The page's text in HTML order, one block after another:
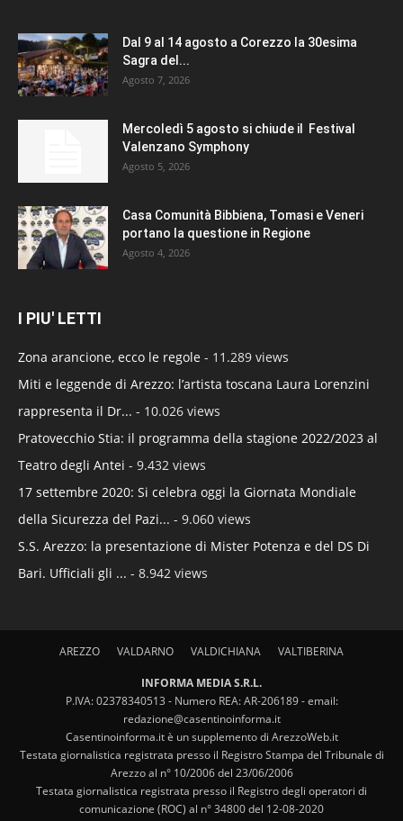
Dal 9 al 14 agosto a Corezzo la 30esima
Sagra del...
Agosto 7, 2026
Mercoledì 5 agosto si chiude il Festival
Valenzano Symphony
Agosto 5, 2026
Casa Comunità Bibbiena, Tomasi e Veneri
portano la questione in Regione
Agosto 4, 2026
I PIU' LETTI
Zona arancione, ecco le regole - 11.289 views
Miti e leggende di Arezzo: l’artista toscana Laura Lorenzini
rappresenta il Dr... - 10.026 views
Pratovecchio Stia: il programma della stagione 2022/2023 al
Teatro degli Antei - 9.432 views
17 settembre 2020: Si celebra oggi la Giornata Mondiale
della Sicurezza del Pazi... - 9.060 views
S.S. Arezzo: la presentazione di Mister Potenza e del DS Di
Bari. Ufficiali gli ... - 8.942 views
AREZZO VALDARNO VALDICHIANA VALTIBERINA
INFORMA MEDIA S.R.L.
P.IVA: 02378340513 - Numero REA: AR-206189 - email:
redazione@casentinoinforma.it
Casentinoinforma.it è un supplemento di ArezzoWeb.it
Testata giornalistica registrata presso il Registro Stampa del Tribunale di
Arezzo al n° 10/2006 del 23/06/2006
Testata giornalistica registrata presso il Registro degli operatori di
comunicazione (ROC) al n° 34800 del 12-08-2020